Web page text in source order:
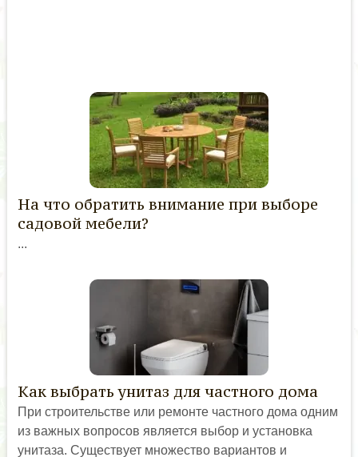
На что обратить внимание при выборе
садовой мебели?
...
Как выбрать унитаз для частного дома
При строительстве или ремонте частного дома одним
из важных вопросов является выбор и установка
унитаза. Существует множество вариантов и